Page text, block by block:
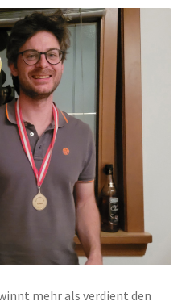
mehr als verdient den